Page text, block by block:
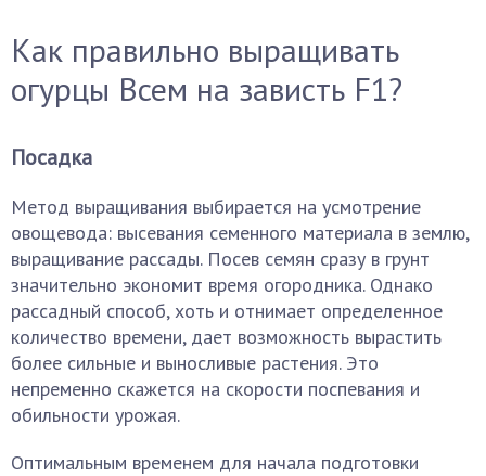
Как правильно выращивать
огурцы Всем на зависть F1?
Посадка
Метод выращивания выбирается на усмотрение
овощевода: высевания семенного материала в землю,
выращивание рассады. Посев семян сразу в грунт
значительно экономит время огородника. Однако
рассадный способ, хоть и отнимает определенное
количество времени, дает возможность вырастить
более сильные и выносливые растения. Это
непременно скажется на скорости поспевания и
обильности урожая.
Оптимальным временем для начала подготовки